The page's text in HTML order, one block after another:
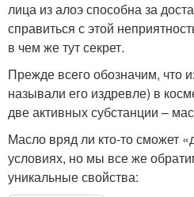
лица из алоэ способна за
справиться с этой
в чем же тут секрет.
Прежде всего обозначим, что
называли его издревле) в
две активных субстанции –
Масло вряд ли кто-то сможет
условиях, но мы все же
уникальные свойства: